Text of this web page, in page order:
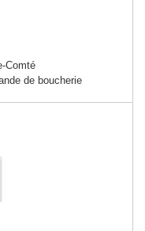
Comté
de boucherie